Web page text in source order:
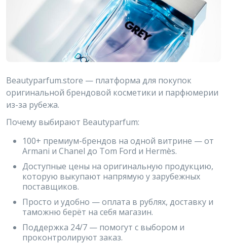
Beautyparfum.store — платформа для покупок
оригинальной брендовой косметики и парфюмерии
из-за рубежа.
Почему выбирают Beautyparfum:
100+ премиум-брендов на одной витрине — от
Armani и Chanel до Tom Ford и Hermès.
Доступные цены на оригинальную продукцию,
которую выкупают напрямую у зарубежных
поставщиков.
Просто и удобно — оплата в рублях, доставку и
таможню берёт на себя магазин.
Поддержка 24/7 — помогут с выбором и
проконтролируют заказ.